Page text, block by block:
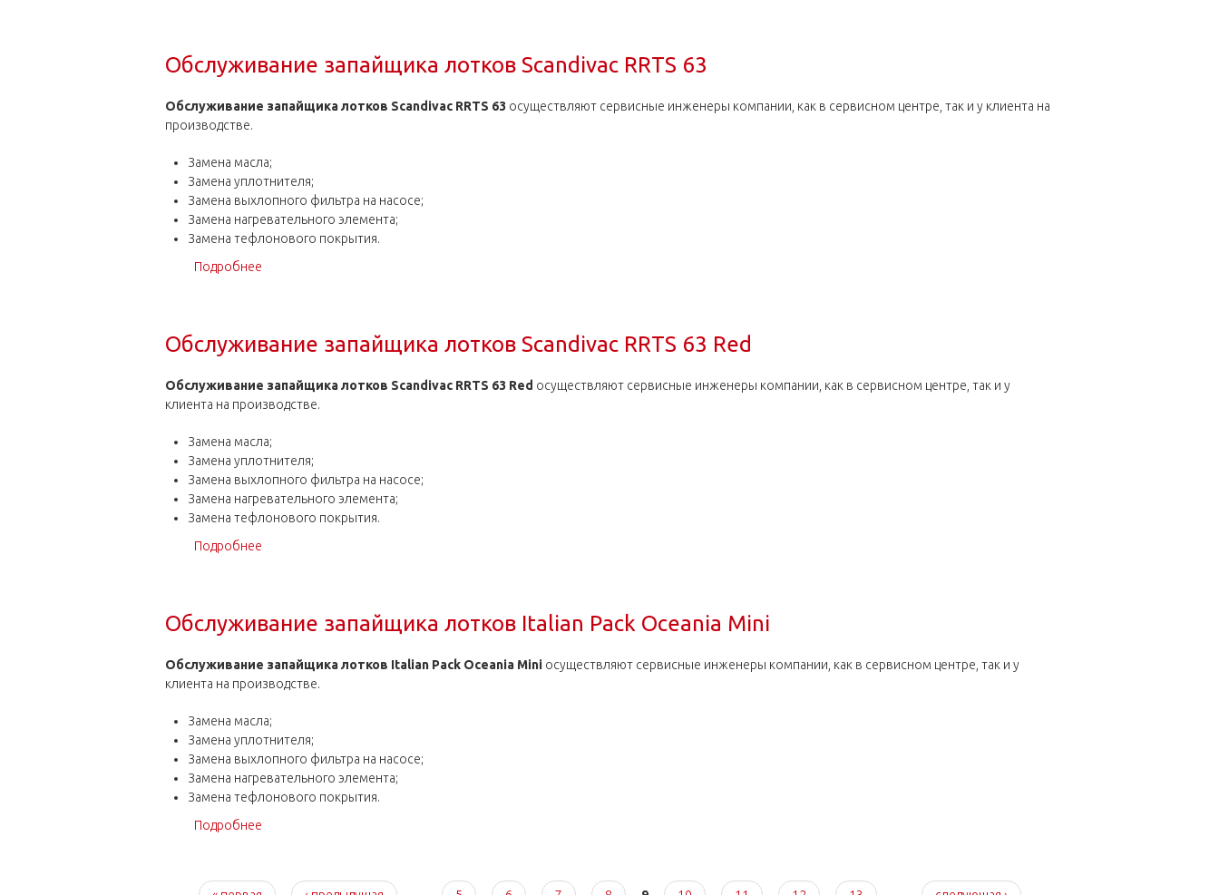
Обслуживание запайщика лотков Scandivac RRTS 63
Обслуживание запайщика лотков Scandivac RRTS 63 осуществляют сервисные инженеры компании, как в сервисном центре, так и у клиента на
производстве.
Замена масла;
Замена уплотнителя;
Замена выхлопного фильтра на насосе;
Замена нагревательного элемента;
Замена тефлонового покрытия.
Подробнее
Обслуживание запайщика лотков Scandivac RRTS 63 Red
Обслуживание запайщика лотков Scandivac RRTS 63 Red осуществляют сервисные инженеры компании, как в сервисном центре, так и у
клиента на производстве.
Замена масла;
Замена уплотнителя;
Замена выхлопного фильтра на насосе;
Замена нагревательного элемента;
Замена тефлонового покрытия.
Подробнее
Обслуживание запайщика лотков Italian Pack Oceania Mini
Обслуживание запайщика лотков Italian Pack Oceania Mini осуществляют сервисные инженеры компании, как в сервисном центре, так и у
клиента на производстве.
Замена масла;
Замена уплотнителя;
Замена выхлопного фильтра на насосе;
Замена нагревательного элемента;
Замена тефлонового покрытия.
Подробнее